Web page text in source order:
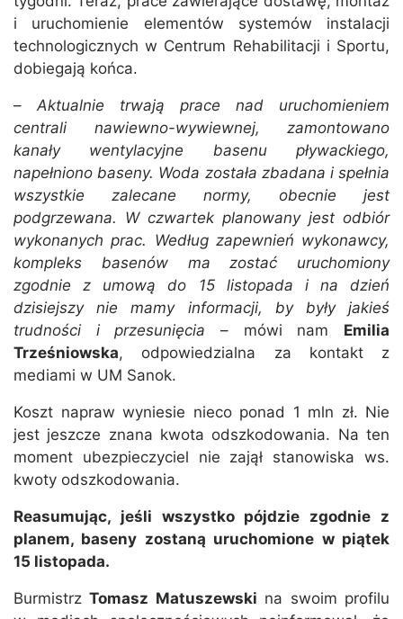
i uruchomienie elementów systemów instalacji
technologicznych w Centrum Rehabilitacji i Sportu,
dobiegają końca.
–Aktualnie trwają prace nad uruchomieniem
centrali nawiewno-wywiewnej, zamontowano
kanały wentylacyjne basenu pływackiego,
napełniono baseny. Woda została zbadana i spełnia
wszystkie zalecane normy, obecnie jest
podgrzewana. W czwartek planowany jest odbiór
wykonanych prac. Według zapewnień wykonawcy,
kompleks basenów ma zostać uruchomiony
zgodnie z umową do 15 listopada i na dzień
dzisiejszy nie mamy informacji, by były jakieś
trudności i przesunięcia – mówi nam Emilia
Trześniowska, odpowiedzialna za kontakt z
mediami w UM Sanok.
Koszt napraw wyniesie nieco ponad 1 mln zł. Nie
jest jeszcze znana kwota odszkodowania. Na ten
moment ubezpieczyciel nie zajął stanowiska ws.
kwoty odszkodowania.
Reasumując, jeśli wszystko pójdzie zgodnie z
planem, baseny zostaną uruchomione w piątek
15 listopada.
BurmistrzTomasz Matuszewski na swoim profilu